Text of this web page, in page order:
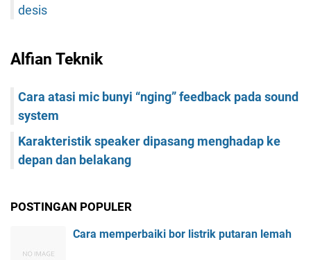
desis
Alfian Teknik
Cara atasi mic bunyi “nging” feedback pada sound
system
Karakteristik speaker dipasang menghadap ke
depan dan belakang
POSTINGAN POPULER
Cara memperbaiki bor listrik putaran lemah